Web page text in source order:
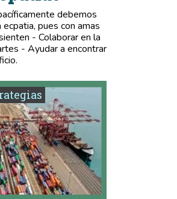
debemos
pues con amas
- Colaborar en la
- Ayudar a encontrar